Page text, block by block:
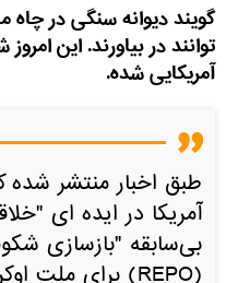
گویند دیوانه سنگی در چاه
توانند در بیاورند. این
آمریکایی شده.
طبق اخبار منتشر شده
آمریکا در ایده ای
بی‌سابقه "بازسازی